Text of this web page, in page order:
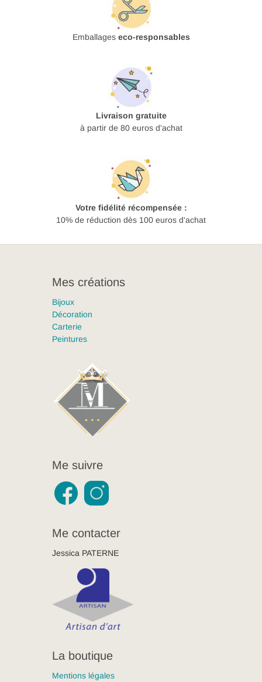
Emballages eco-responsables
Livraison gratuite
à partir de 80 euros d'achat
Votre fidélité récompensée :
10% de réduction dès 100 euros d'achat
Mes créations
Bijoux
Décoration
Carterie
Peintures
Me suivre
Me contacter
Jessica PATERNE
La boutique
Mentions légales